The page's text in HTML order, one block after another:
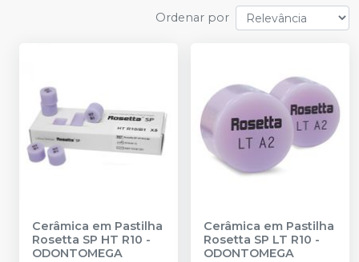
Ordenar por
Cerâmica em Pastilha
Rosetta SP HT R10 -
ODONTOMEGA
Cerâmica em Pastilha
Rosetta SP LT R10 -
ODONTOMEGA